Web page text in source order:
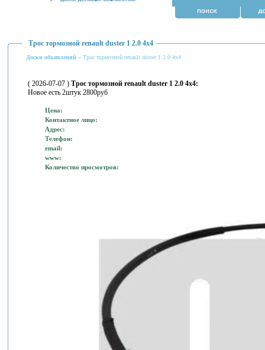
Трос тормозной renault duster 1 2.0 4x4
Доски объявлений » Трос тормозной renault duster 1 2.0 4x4
( 2026-07-07 ) Трос тормозной renault duster 1 2.0 4x4:
Новое есть 2штук 2800руб
Цена:
Контактное лицо:
Адрес:
Телефон:
email:
www:
Количество просмотров: